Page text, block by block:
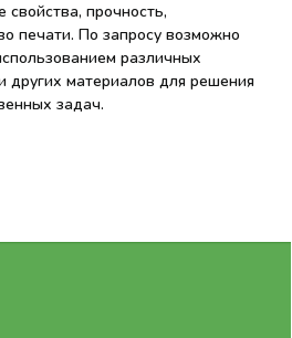
прочность,
печати. По запросу возможно
различных
других материалов для решения
задач.